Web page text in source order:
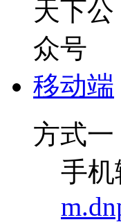
移动端
方式一
手机